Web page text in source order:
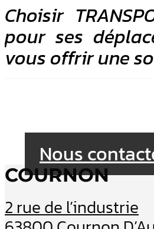
Choisir
pour ses
vous offrir une
Nous
COURNON
2 rue de l’industrie